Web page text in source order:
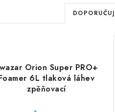
Ř
a
e
n
Orion Super PRO+
6L tlaková láhev
zpěňovací